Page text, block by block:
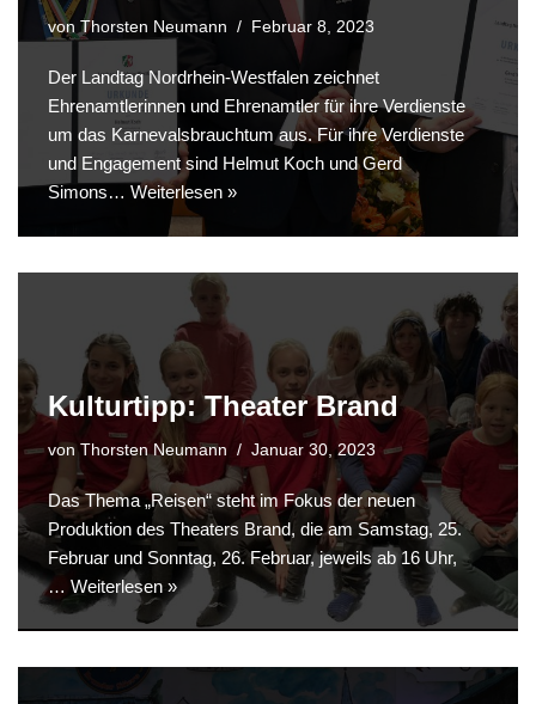
von Thorsten Neumann Februar 8, 2023
Der Landtag Nordrhein-Westfalen zeichnet
Ehrenamtlerinnen und Ehrenamtler für ihre Verdienste
um das Karnevalsbrauchtum aus. Für ihre Verdienste
und Engagement sind Helmut Koch und Gerd
Simons… Weiterlesen »
Kulturtipp: Theater Brand
vonThorsten Neumann Januar 30, 2023
Das Thema „Reisen“ steht im Fokus der neuen
Produktion des Theaters Brand, die am Samstag, 25.
Februar und Sonntag, 26. Februar, jeweils ab 16 Uhr,
… Weiterlesen »